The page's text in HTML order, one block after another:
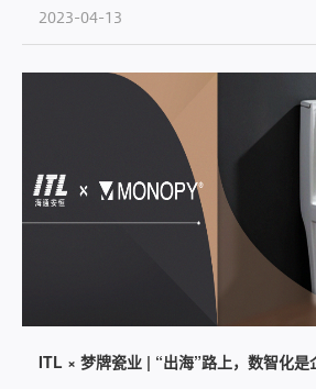
2023-04-13
ITL × 梦牌瓷业 | “出海”路上，数智化是